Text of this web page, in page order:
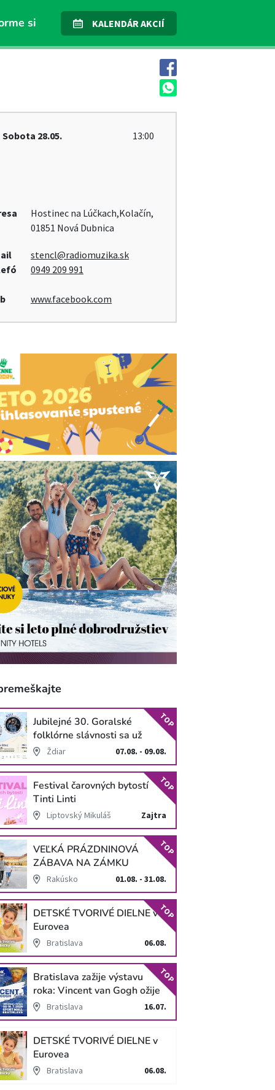
si KALENDÁR AKCIÍ
Sobota 28.05. 13:00
Hostinec na Lúčkach,Kolačín,
01851 Nová Dubnica
stencl@radiomuzika.sk
0949 209 991
www.facebook.com
Jubilejné 30. Goralské
folklórne slávnosti sa už
blížiaŽdiar 07.08. - 09.08.
TOP
Festival čarovných bytostí
Tinti Linti
Liptovský Mikuláš Zajtra
TOP
VEĽKÁ PRÁZDNINOVÁ
ZÁBAVA NA ZÁMKU
SCHLOSS HOF
Rakúsko 01.08. - 31.08.
TOP
DETSKÉ TVORIVÉ DIELNE v
Eurovea
Bratislava 06.08.
TOP
Bratislava zažije výstavu
roka: Vincent van Gogh ožije
v unikátnej imerzívnej šou!
Bratislava 16.07.
TOP
DETSKÉ TVORIVÉ DIELNE v
Eurovea
Bratislava 06.08.